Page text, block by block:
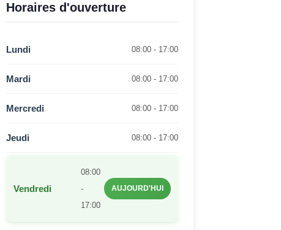
Horaires d'ouverture
Lundi 08:00 - 17:00
Mardi 08:00 - 17:00
Mercredi 08:00 - 17:00
Jeudi 08:00 - 17:00
Vendredi
08:00
-
17:00
AUJOURD'HUI